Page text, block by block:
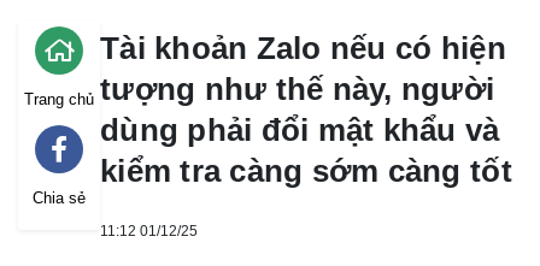
Trang chủ
Chia sẻ
Tài khoản Zalo nếu có hiện
tượng như thế này, người
dùng phải đổi mật khẩu và
kiểm tra càng sớm càng tốt
11:12 01/12/25